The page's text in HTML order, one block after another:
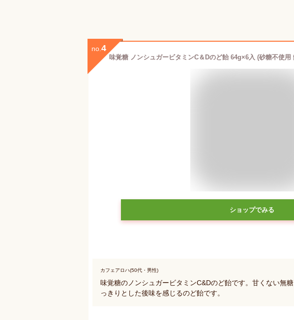
no. 4
ショップでみる
カフェアロハ(50代・男性)
味覚糖のノンシュガービタミンC&Dのど飴です。甘くない無
っきりとした後味を感じるのど飴です。